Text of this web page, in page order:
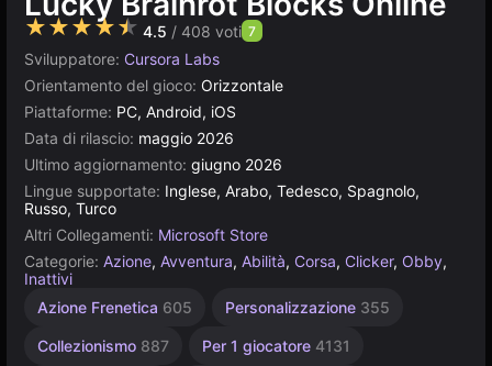
★★★★★ 4.5 / 408 voti 7
Sviluppatore: Cursora Labs
Orientamento del gioco: Orizzontale
Piattaforme: PC, Android, iOS
Data di rilascio: maggio 2026
Ultimo aggiornamento: giugno 2026
Lingue supportate: Inglese, Arabo, Tedesco, Spagnolo,
Russo, Turco
Altri Collegamenti: Microsoft Store
Categorie: Azione, Avventura, Abilità, Corsa, Clicker, Obby,
Inattivi
Azione Frenetica 605 Personalizzazione 355
Collezionismo 887 Per 1 giocatore 4131
2
per
Arcade
giocatori